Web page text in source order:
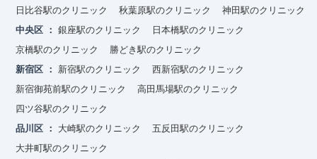
日比谷駅のクリニック
秋葉原駅のクリニック
神田駅のクリニック
中央区
銀座駅のクリニック
日本橋駅のクリニック
京橋駅のクリニック
勝どき駅のクリニック
新宿区
新宿駅のクリニック
西新宿駅のクリニック
新宿御苑前駅のクリニック
高田馬場駅のクリニック
四ツ谷駅のクリニック
品川区
大崎駅のクリニック
五反田駅のクリニック
大井町駅のクリニック